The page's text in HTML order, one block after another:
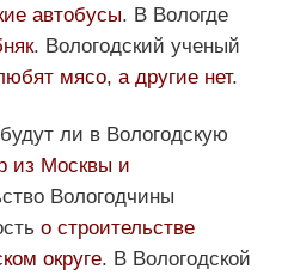
автобусы. В Вологде
. Вологодский ученый
мясо, а другие нет.
ли в Вологодскую
из Москвы и
Вологодчины
о строительстве
округе. В Вологодской